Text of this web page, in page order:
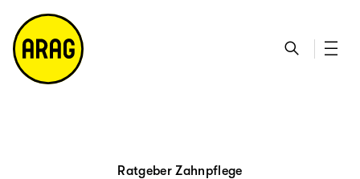
h
e
ta
k
ts
ei
te
e
m
a
p
Ratgeber Zahnpflege